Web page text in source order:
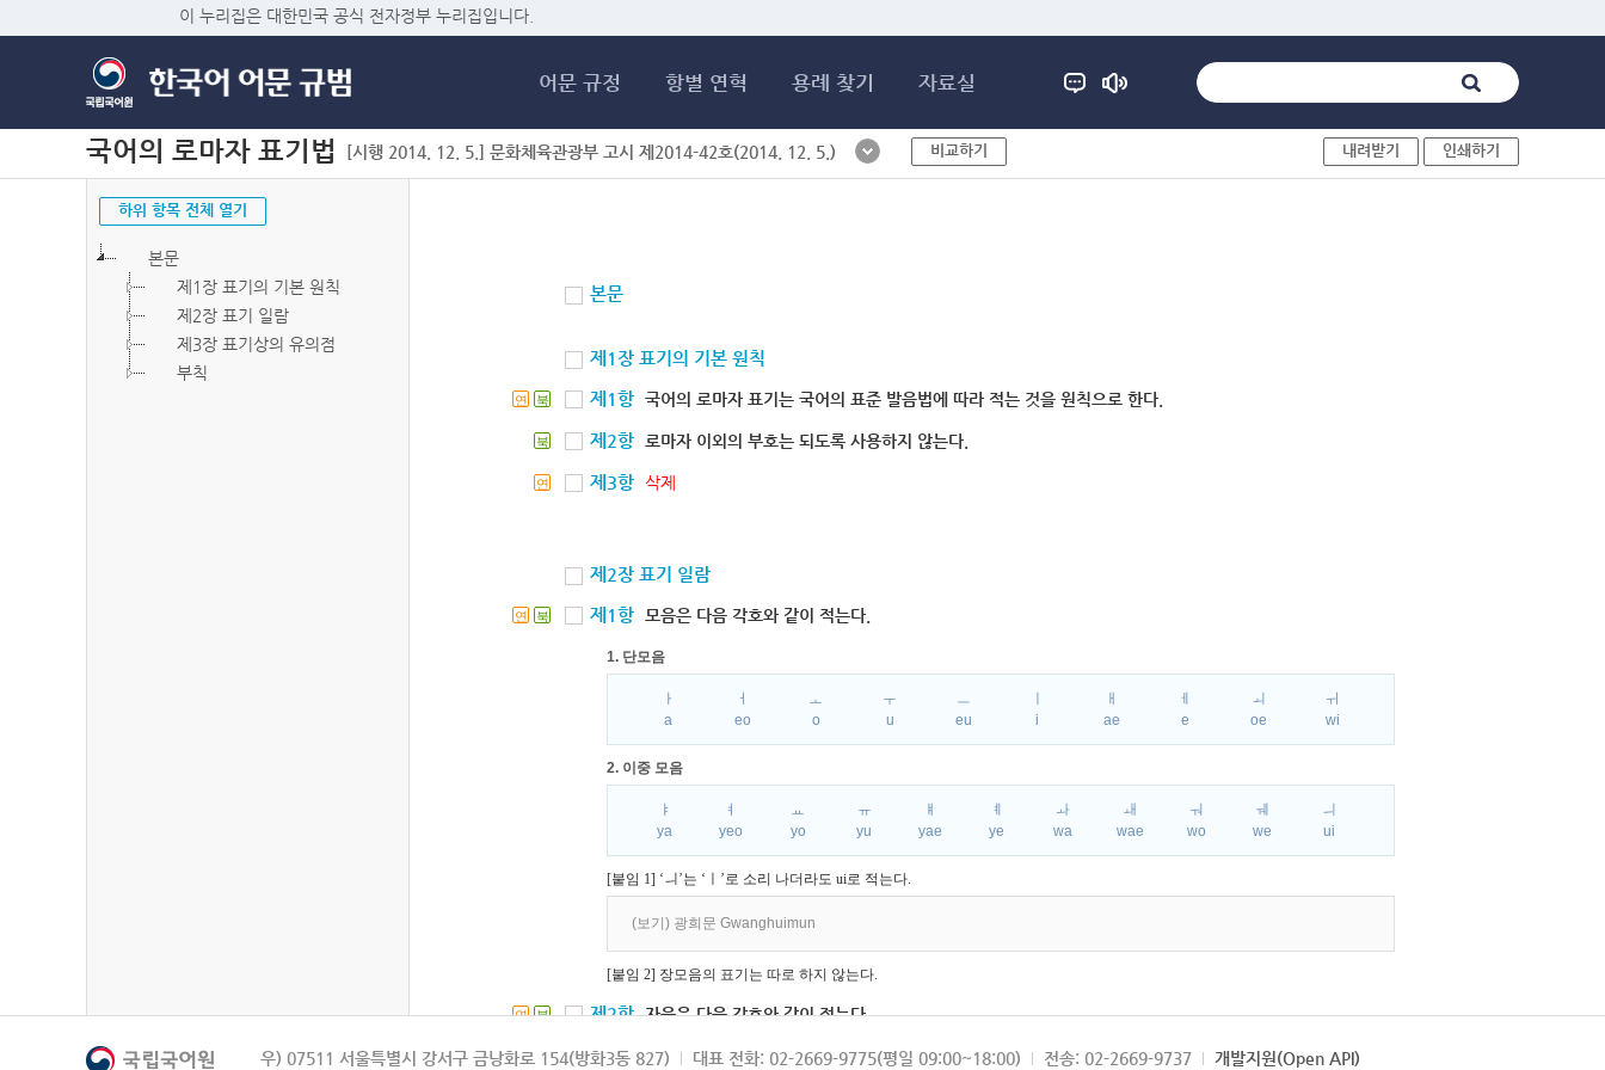
이 누리집은 대한민국 공식 전자정부 누리집입니다.
어문 규정 항별 연혁 용례 찾기 자료실
국어의 로마자 표기법 [시행 2014. 12. 5.] 문화체육관광부 고시 제2014-42호(2014. 12. 5.) 비교하기 내려받기 인쇄하기
하위 항목 전체 열기
본문
제1장 표기의 기본 원칙
제2장 표기 일람
제3장 표기상의 유의점
부칙
본문
제1장 표기의 기본 원칙
연 북 제1항 국어의 로마자 표기는 국어의 표준 발음법에 따라 적는 것을 원칙으로 한다.
북 제2항 로마자 이외의 부호는 되도록 사용하지 않는다.
연 제3항 삭제
제2장 표기 일람
연 북 제1항 모음은 다음 각호와 같이 적는다.
1. 단모음
ㅏ
a
ㅓ
eo
ㅗ
o
ㅜ
u
ㅡ
eu
i
ㅐ
ae
ㅔ
e
ㅚ
oe
ㅟ
wi
2. 이중 모음
ㅑ
ya
ㅕ
yeo
ㅛ
yo
ㅠ
yu
ㅒ
yae
ㅖ
ye
ㅘ
wa
ㅙ
wae
ㅝ
wo
ㅞ
we
ㅢ
ui
[붙임 1] ‘ㅢ’는 ‘ㅣ’로 소리 나더라도 ui로 적는다.
(보기) 광희문 Gwanghuimun
[붙임 2] 장모음의 표기는 따로 하지 않는다.
연 북 제2항 자음은 다음 각호와 같이 적는다.
1. 파열음
우) 07511 서울특별시 강서구 금낭화로 154(방화3동 827) 대표 전화: 02-2669-9775(평일 09:00~18:00) 전송: 02-2669-9737 개발지원(Open API)